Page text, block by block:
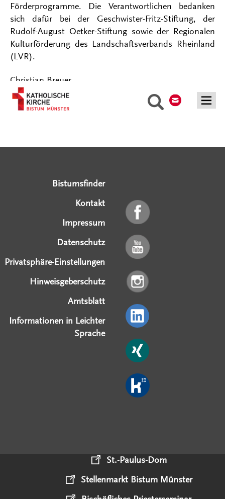
Suche
Förderprogramme. Die Verantwortlichen bedanken
sich dafür bei der Geschwister-Fritz-Stiftung, der
Rudolf-August Oetker-Stiftung sowie der Regionalen
Kulturförderung des Landschaftsverbands Rheinland
(LVR).
Christian Breuer
Bistumsfinder
Kontakt
Impressum
Datenschutz
Privatsphäre-Einstellungen
Hinweisgeberschutz
Amtsblatt
Informationen in Leichter
Sprache
St.-Paulus-Dom
Stellenmarkt Bistum Münster